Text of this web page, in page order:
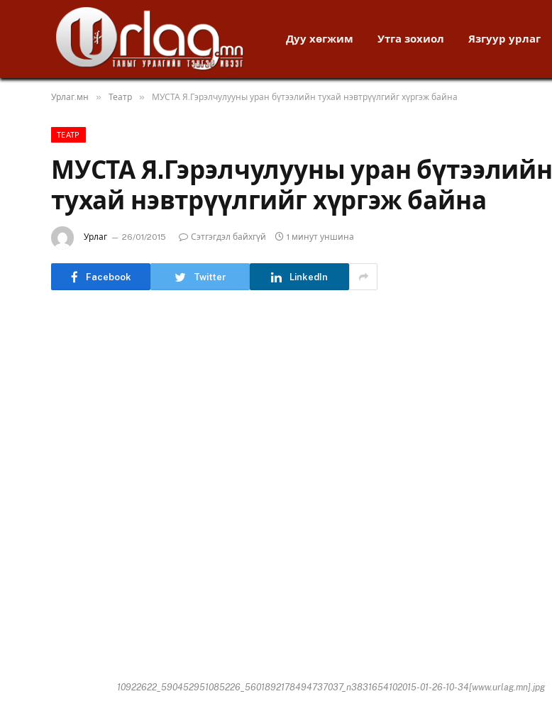
Дуу хөгжим Утга зохиол Язгуур урлаг
Урлаг.мн » Театр » МУСТА Я.Гэрэлчулууны уран бүтээлийн тухай нэвтрүүлгийг хүргэж байна
ТЕАТР
МУСТА Я.Гэрэлчулууны уран бүтээлийн
тухай нэвтрүүлгийг хүргэж байна
Урлаг 26/01/2015 Сэтгэгдэл байхгүй 1 минут уншина
Facebook Twitter LinkedIn
10922622_590452951085226_5601892178494737037_n3831654102015-01-26-10-34[www.urlag.mn].jpg